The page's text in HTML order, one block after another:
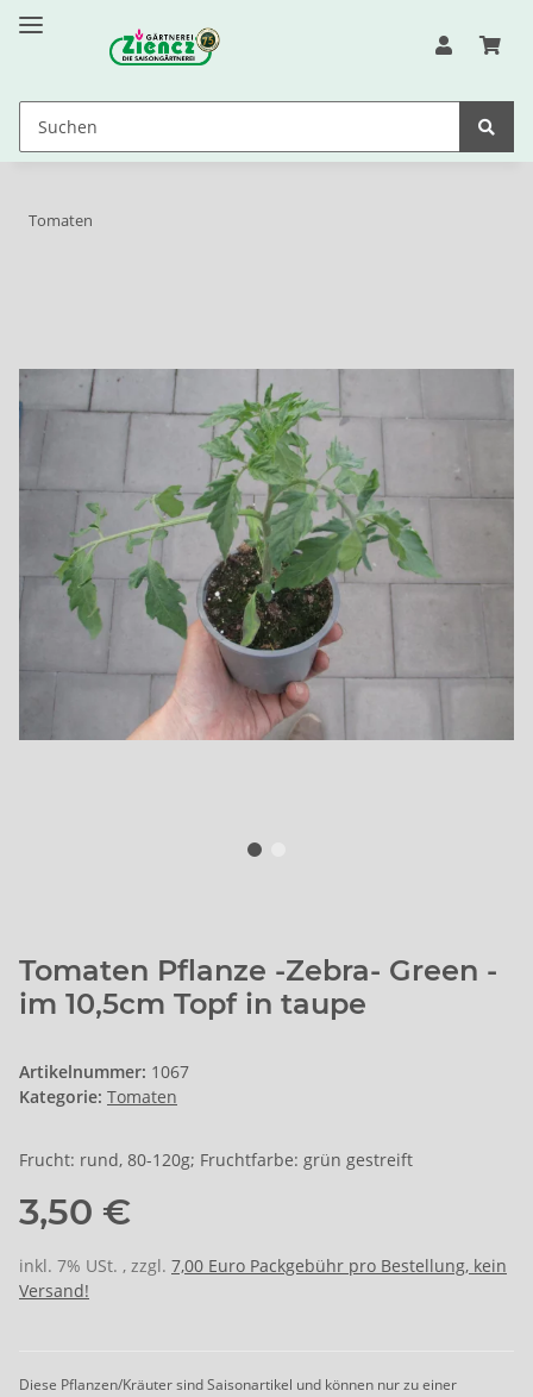
Tomaten
Tomaten Pflanze -Zebra- Green -
im 10,5cm Topf in taupe
Artikelnummer: 1067
Kategorie: Tomaten
Frucht: rund, 80-120g; Fruchtfarbe: grün gestreift
3,50 €
inkl. 7% USt. , zzgl. 7,00 Euro Packgebühr pro Bestellung, kein
Versand!
Diese Pflanzen/Kräuter sind Saisonartikel und können nur zu einer